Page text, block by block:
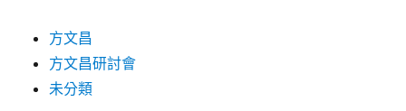
方文昌
方文昌研討會
未分類